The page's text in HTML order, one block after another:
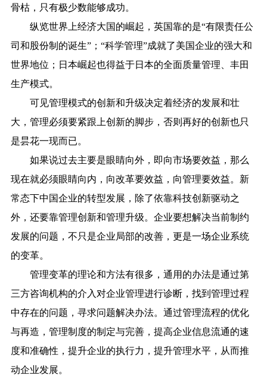
骨枯，只有极少数能够成功。
纵览世界上经济大国的崛起，英国靠的是“有限责任公
司和股份制的诞生”；“科学管理”成就了美国企业的强大和
世界地位；日本崛起也得益于日本的全面质量管理、丰田
生产模式。
可见管理模式的创新和升级决定着经济的发展和壮
大，管理必须要紧跟上创新的脚步，否则再好的创新也只
是昙花一现而已。
如果说过去主要是眼睛向外，即向市场要效益，那么
现在就必须眼睛向内，向改革要效益，向管理要效益。新
常态下中国企业的转型发展，除了依靠科技创新驱动之
外，还要靠管理创新和管理升级。企业要想解决当前制约
发展的问题，不只是企业局部的改善，更是一场企业系统
的变革。
管理变革的理论和方法有很多，通用的办法是通过第
三方咨询机构的介入对企业管理进行诊断，找到管理过程
中存在的问题，寻求问题解决办法。通过管理流程的优化
与再造，管理制度的制定与完善，提高企业信息流通的速
度和准确性，提升企业的执行力，提升管理水平，从而推
动企业发展。